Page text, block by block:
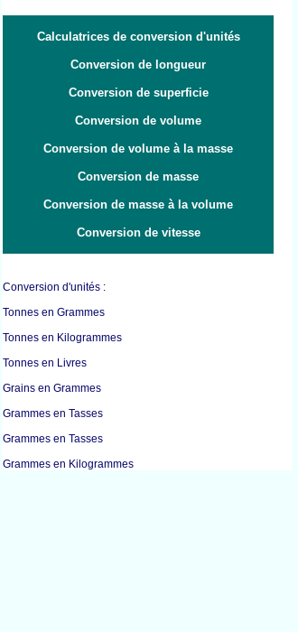
Calculatrices de conversion d'unités
Conversion de longueur
Conversion de superficie
Conversion de volume
Conversion de volume à la masse
Conversion de masse
Conversion de masse à la volume
Conversion de vitesse
Conversion d'unités :
Tonnes en Grammes
Tonnes en Kilogrammes
Tonnes en Livres
Grains en Grammes
Grammes en Tasses
Grammes en Tasses
Grammes en Kilogrammes